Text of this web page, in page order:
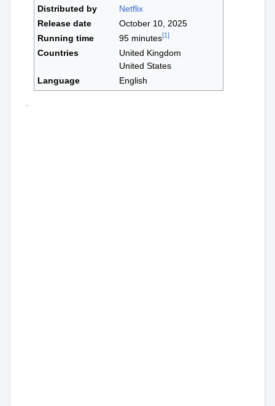
Distributed by
Netflix
Release date
October 10, 2025
Running time
95 minutes[1]
Countries
United Kingdom
United States
Language
English
.